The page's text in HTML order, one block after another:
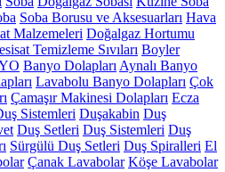
Soba Borusu ve Aksesuarları Hava
Malzemeleri Doğalgaz Hortumu
Temizleme Sıvıları Boyler
Banyo Dolapları Aynalı Banyo
Lavabolu Banyo Dolapları Çok
Çamaşır Makinesi Dolapları Ecza
Sistemleri Duşakabin Duş
Duş Setleri Duş Sistemleri Duş
Sürgülü Duş Setleri Duş Spiralleri El
Çanak Lavabolar Köşe Lavabolar